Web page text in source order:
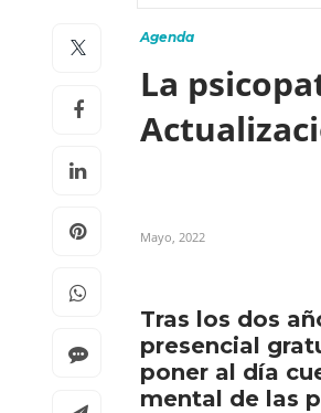
Agenda
La
Mayo, 2022
Tras los dos
presencial
poner al día
mental de las